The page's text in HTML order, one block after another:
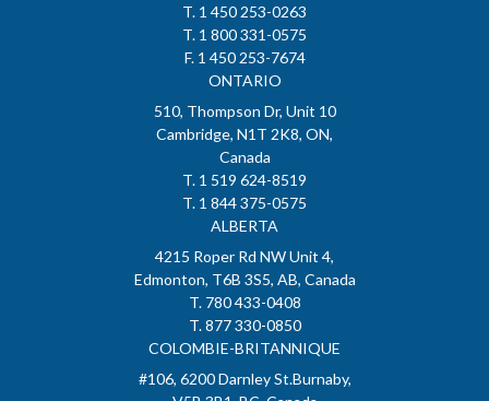
T. 1 450 253-0263
T. 1 800 331-0575
F. 1 450 253-7674
ONTARIO
510, Thompson Dr, Unit 10
Cambridge, N1T 2K8, ON,
Canada
T. 1 519 624-8519
T. 1 844 375-0575
ALBERTA
4215 Roper Rd NW Unit 4,
Edmonton, T6B 3S5, AB, Canada
T. 780 433-0408
T. 877 330-0850
COLOMBIE-BRITANNIQUE
#106, 6200 Darnley St.Burnaby,